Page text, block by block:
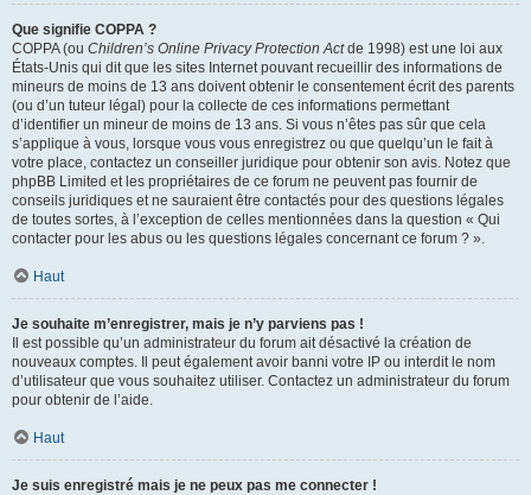
Que signifie COPPA ?
COPPA (ou Children’s Online Privacy Protection Actde 1998) est une loi aux
États-Unis qui dit que les sites Internet pouvant recueillir des informations de
mineurs de moins de 13 ans doivent obtenir le consentement écrit des parents
(ou d’un tuteur légal) pour la collecte de ces informations permettant
d’identifier un mineur de moins de 13 ans. Si vous n’êtes pas sûr que cela
s’applique à vous, lorsque vous vous enregistrez ou que quelqu’un le fait à
votre place, contactez un conseiller juridique pour obtenir son avis. Notez que
phpBB Limited et les propriétaires de ce forum ne peuvent pas fournir de
conseils juridiques et ne sauraient être contactés pour des questions légales
de toutes sortes, à l’exception de celles mentionnées dans la question « Qui
contacter pour les abus ou les questions légales concernant ce forum ? ».
Haut
Je souhaite m’enregistrer, mais je n’y parviens pas !
Il est possible qu’un administrateur du forum ait désactivé la création de
nouveaux comptes. Il peut également avoir banni votre IP ou interdit le nom
d’utilisateur que vous souhaitez utiliser. Contactez un administrateur du forum
pour obtenir de l’aide.
Haut
Je suis enregistré mais je ne peux pas me connecter !